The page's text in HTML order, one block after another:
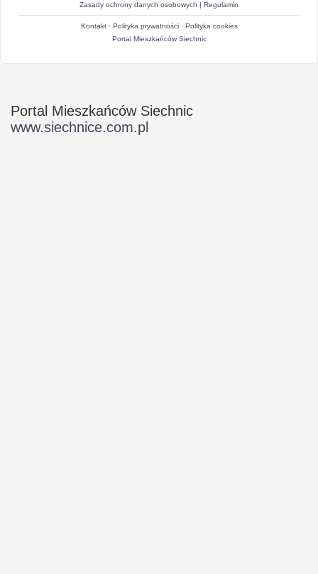
Zasady ochrony danych osobowych | Regulamin
Kontakt· Polityka prywatności· Polityka cookies
Portal Mieszkańców Siechnic
Portal Mieszkańców Siechnic
www.siechnice.com.pl